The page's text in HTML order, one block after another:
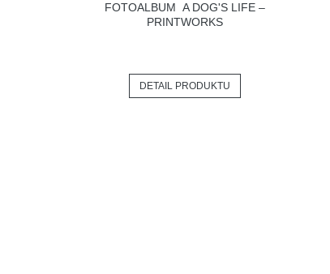
FOTOALBUM A DOG'S LIFE –
PRINTWORKS
DETAIL PRODUKTU